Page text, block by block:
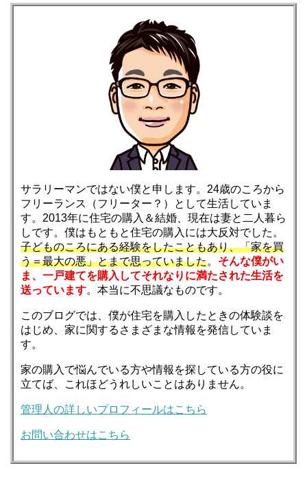
サラリーマンではない僕と申します。24歳のころから
フリーランス（フリーター？）として生活していま
す。2013年に住宅の購入＆結婚、現在は妻と二人暮ら
しです。僕はもともと住宅の購入には大反対でした。
子どものころにある経験をしたこともあり、「家を買
う＝最大の悪」とまで思っていました。 そんな僕がい
ま、一戸建てを購入してそれなりに満たされた生活を
送っています。本当に不思議なものです。
このブログでは、僕が住宅を購入したときの体験談を
はじめ、家に関するさまざまな情報を発信していま
す。
家の購入で悩んでいる方や情報を探している方の役に
立てば、これほどうれしいことはありません。
管理人の詳しいプロフィールはこちら
お問い合わせはこちら